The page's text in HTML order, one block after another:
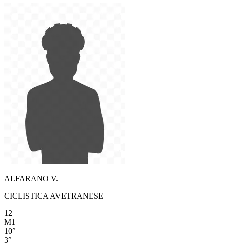
ALFARANO V.
CICLISTICA AVETRANESE
12
M1
10°
3°